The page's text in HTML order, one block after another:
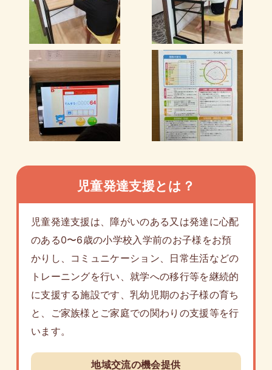
鹿児島私立中高一貫校にて数学教諭として勤務
2006年 8月
京進スクール・ワン谷山教室設立・・現在に至る
児童発達支援とは？
児童発達支援は、障がいのある又は発達に心配
のある0〜6歳の小学校入学前のお子様をお預
かりし、コミュニケーション、日常生活などの
トレーニングを行い、就学への移行等を継続的
に支援する施設です、乳幼児期のお子様の育ち
と、ご家族様とご家庭での関わりの支援等を行
います。
地域交流の機会提供